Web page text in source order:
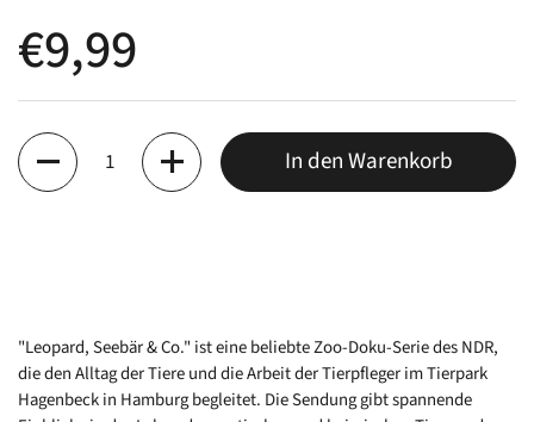
€9,99
Anzahl In den Warenkorb
"Leopard, Seebär & Co." ist eine beliebte Zoo-Doku-Serie des NDR,
die den Alltag der Tiere und die Arbeit der Tierpfleger im Tierpark
Hagenbeck in Hamburg begleitet. Die Sendung gibt spannende